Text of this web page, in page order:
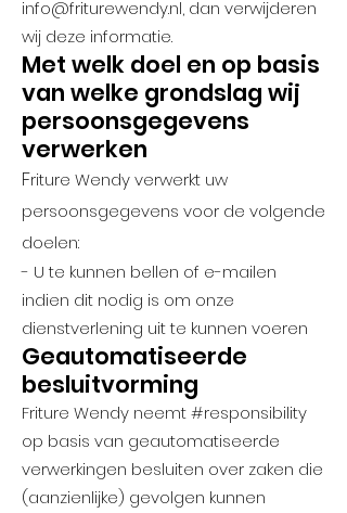
info@friturewendy.nl, dan verwijderen
wij deze informatie.
Met welk doel en op basis
van welke grondslag wij
persoonsgegevens
verwerken
Friture Wendy verwerkt uw
persoonsgegevens voor de volgende
doelen:
- U te kunnen bellen of e-mailen
indien dit nodig is om onze
dienstverlening uit te kunnen voeren
Geautomatiseerde
besluitvorming
Friture Wendy neemt #responsibility
op basis van geautomatiseerde
verwerkingen besluiten over zaken die
(aanzienlijke) gevolgen kunnen